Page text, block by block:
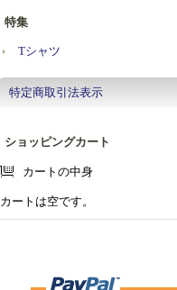
特集
Tシャツ
特定商取引法表示
ショッピングカート
カートの中身
カートは空です。